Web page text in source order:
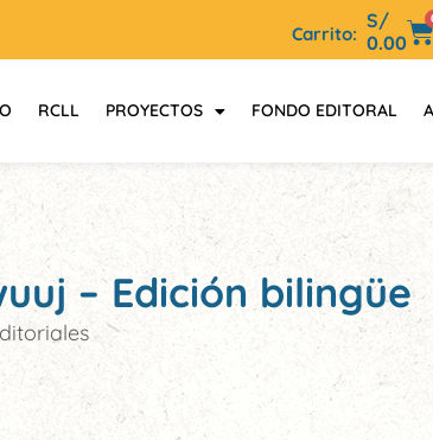
Carrito:
S/
0.00
RCLL PROYECTOS FONDO EDITORAL
– Edición bilingüe